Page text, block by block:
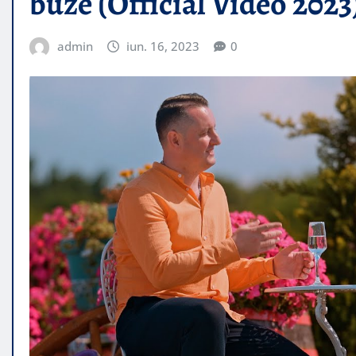
admin iun. 16, 2023 0